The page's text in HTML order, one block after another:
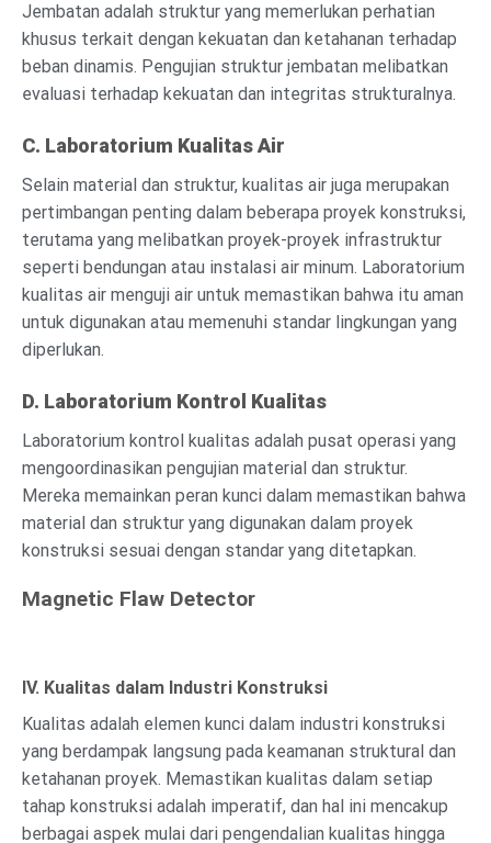
Jembatan adalah struktur yang memerlukan perhatian
khusus terkait dengan kekuatan dan ketahanan terhadap
beban dinamis. Pengujian struktur jembatan melibatkan
evaluasi terhadap kekuatan dan integritas strukturalnya.
C. Laboratorium Kualitas Air
Selain material dan struktur, kualitas air juga merupakan
pertimbangan penting dalam beberapa proyek konstruksi,
terutama yang melibatkan proyek-proyek infrastruktur
seperti bendungan atau instalasi air minum. Laboratorium
kualitas air menguji air untuk memastikan bahwa itu aman
untuk digunakan atau memenuhi standar lingkungan yang
diperlukan.
D. Laboratorium Kontrol Kualitas
Laboratorium kontrol kualitas adalah pusat operasi yang
mengoordinasikan pengujian material dan struktur.
Mereka memainkan peran kunci dalam memastikan bahwa
material dan struktur yang digunakan dalam proyek
konstruksi sesuai dengan standar yang ditetapkan.
Magnetic Flaw Detector
IV. Kualitas dalam Industri Konstruksi
Kualitas adalah elemen kunci dalam industri konstruksi
yang berdampak langsung pada keamanan struktural dan
ketahanan proyek. Memastikan kualitas dalam setiap
tahap konstruksi adalah imperatif, dan hal ini mencakup
berbagai aspek mulai dari pengendalian kualitas hingga